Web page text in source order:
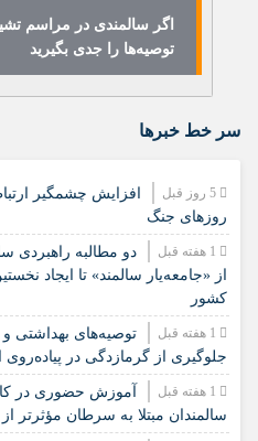
اگر سالمندی در مراسم
توصیه‌ها را جدی بگیرید
سر خط خبرها
افزایش چشمگیر
روزهای جنگ
دو مطالبه راهبردی
از «جامعه‌یار سالمند» تا ایجاد
کشور
️توصیه‌های بهداشتی
جلوگیری از گرمازدگی در پیاده‌روی
آموزش حضوری در
سالمندان مبتلا به سرطان